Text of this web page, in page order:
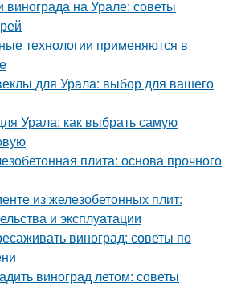
винограда на Урале: советы
технологии применяются в
для Урала: выбор для вашего
Урала: как выбрать самую
плита: основа прочного
из железобетонных плит:
и эксплуатации
виноград: советы по
виноград летом: советы